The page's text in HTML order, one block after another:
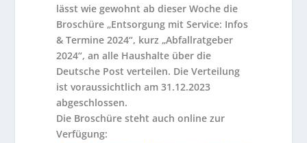
lässt wie gewohnt ab dieser Woche die
Broschüre „Entsorgung mit Service: Infos
& Termine 2024“, kurz „Abfallratgeber
2024“, an alle Haushalte über die
Deutsche Post verteilen. Die Verteilung
ist voraussichtlich am 31.12.2023
abgeschlossen.
Die Broschüre steht auch online zur
Verfügung: